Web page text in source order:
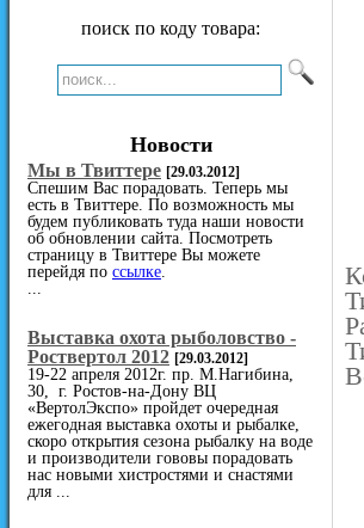
поиск по коду товара:
Новости
Мы в Твиттере [29.03.2012]
Спешим Вас порадовать. Теперь мы
есть в Твиттере. По возможность мы
будем публиковать туда наши новости
об обновлении сайта. Посмотреть
страницу в Твиттере Вы можете
перейдя по ссылке
Выставка охота рыболовство -
Роствертол 2012 [29.03.2012]
19-22 апреля 2012г. пр. М.Нагибина,
30, г. Ростов-на-Дону ВЦ
«ВертолЭкспо» пройдет очередная
ежегодная выставка охоты и рыбалке,
скоро открытия сезона рыбалку на воде
и производители гововы порадовать
нас новыми хистростями и снастями
для ...